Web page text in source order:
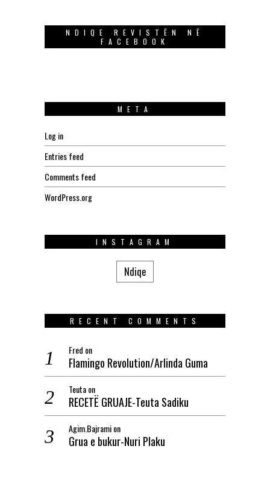
NDIQE REVISTËN NË
FACEBOOK
META
Log in
Entries feed
Comments feed
WordPress.org
INSTAGRAM
Ndiqe
RECENT COMMENTS
Fred on
Flamingo Revolution/Arlinda Guma
Teutaon
RECETË GRUAJE-Teuta Sadiku
Agim.Bajramion
Grua e bukur-Nuri Plaku